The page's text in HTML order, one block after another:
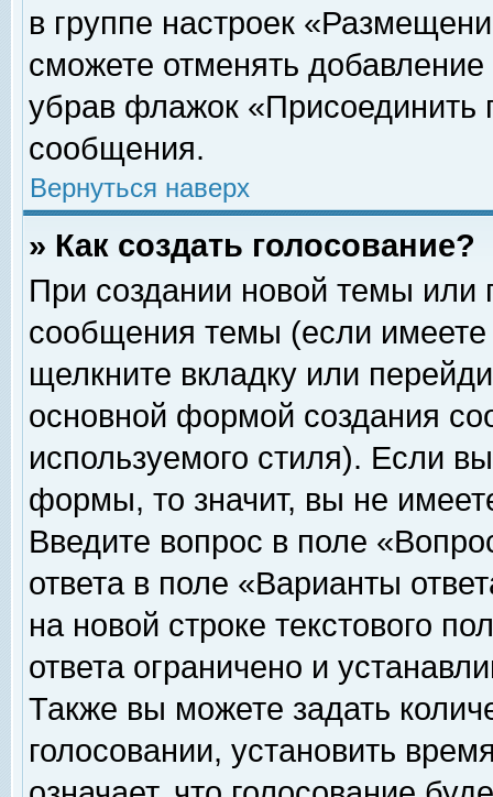
в группе настроек
сможете отменять
убрав флажок «Присоединить
сообщения.
Вернуться наверх
» Как создать голосование?
При создании новой темы или
сообщения темы (если
щелкните вкладку или
основной формой создания
используемого стиля). Если
формы, то значит, вы не
Введите вопрос в поле
ответа в поле «Варианты
на новой строке текстового
ответа ограничено и
Также вы можете задать
голосовании, установить